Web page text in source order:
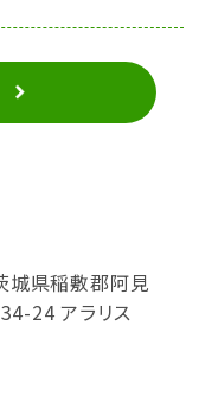
城県稲敷郡阿見
24 アラリス